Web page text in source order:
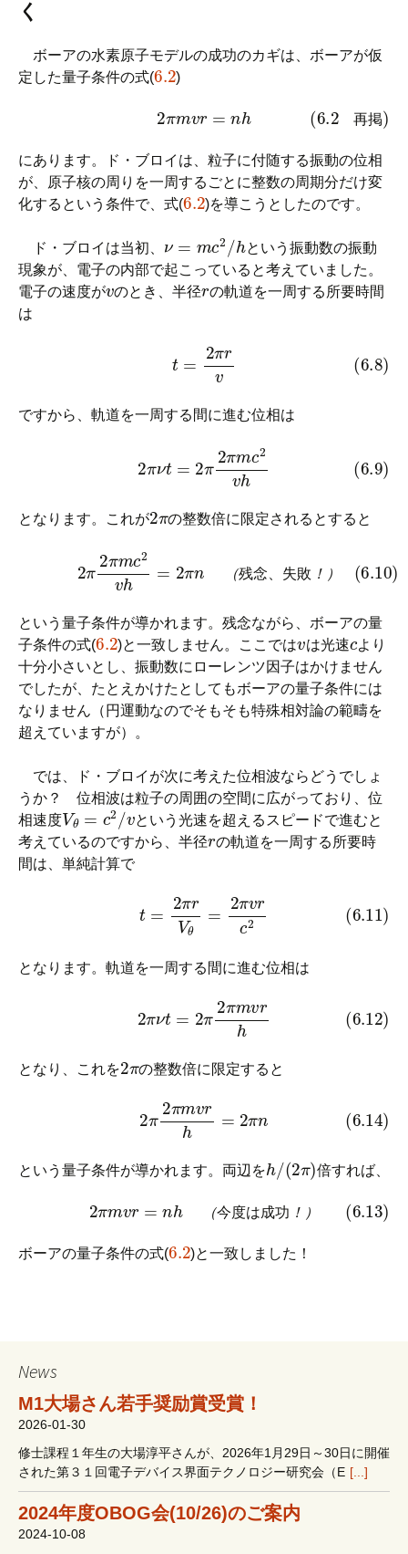
く
ボーアの水素原子モデルの成功のカギは、ボーアが仮
定した量子条件の式(
6.2
)
掲
(6.2 再掲) mv
にあります。ド・ブロイは、粒子に付随する振動の位相
が、原子核の周りを一周するごとに整数の周期分だけ変
化するという条件で、式(
6.2
)を導こうとしたのです。
ド・ブロイは当初、
/h
という振動数の振動
現象が、電子の内部で起こっていると考えていました。
電子の速度が
v
のとき、半径
r
の軌道を一周する所要時間
は
=2π
ですから、軌道を一周する間に進む位相は
2 c2
となります。これが
2
の整数倍に限定されるとすると
（ 残 念 、 失 敗！ ）
2π m
という量子条件が導かれます。残念ながら、ボーアの量
子条件の式(
6.2
)と一致しません。ここでは
v
は光速
c
より
十分小さいとし、振動数にローレンツ因子はかけません
でしたが、たとえかけたとしてもボーアの量子条件には
なりません（円運動なのでそもそも特殊相対論の範疇を
超えていますが）。
では、ド・ブロイが次に考えた位相波ならどうでしょ
うか？ 位相波は粒子の周囲の空間に広がっており、位
相速度
Vθ=c2/v
という光速を超えるスピードで進むと
考えているのですから、半径
r
の軌道を一周する所要時
間は、単純計算で
=2πr =2πv
となります。軌道を一周する間に進む位相は
2π2πmv
となり、これを
2
の整数倍に限定すると
(6.14)2π2πm
という量子条件が導かれます。両辺を
h (2π )
倍すれば、
今 度 は 成功 ！ ）
(6.13)2π r=n （今 度 は成功 ！
ボーアの量子条件の式(
6.2
)と一致しました！
News
M1大場さん若手奨励賞受賞！
2026-01-30
修士課程１年生の大場淳平さんが、2026年1月29日～30日に開催
された第３１回電子デバイス界面テクノロジー研究会（E [...]
2024年度OBOG会(10/26)のご案内
2024-10-08